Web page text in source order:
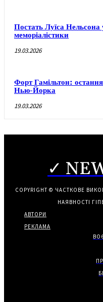
Постать Луїса Нельсона
меморіалістики
19.03.2026
Форт Гамільтон:
Нью-Йорка
19.03.2026
✓
COPYRIGHT © ЧАСТКОВЕ
НАЯВНОСТІ
АВТОРИ
РЕКЛАМА